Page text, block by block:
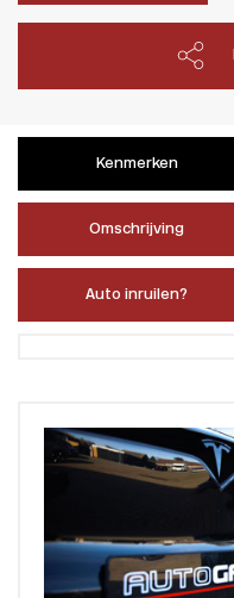
Kenmerken
Omschrijving
Auto inruilen?